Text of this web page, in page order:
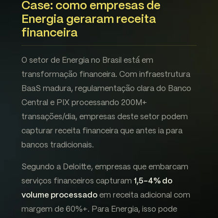
Case: como empresas de
Energia geraram receita
financeira
O setor de Energia no Brasil está em
transformação financeira. Com infraestrutura
BaaS madura, regulamentação clara do Banco
Central e PIX processando 200M+
transações/dia, empresas deste setor podem
capturar receita financeira que antes ia para
bancos tradicionais.
Segundo a Deloitte, empresas que embarcam
serviços financeiros capturam 1,5-4% do
volume processado em receita adicional com
margem de 60%+. Para Energia, isso pode